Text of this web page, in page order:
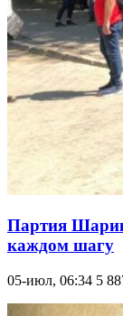
Партия
каждом шагу
05-июл, 06:34 5